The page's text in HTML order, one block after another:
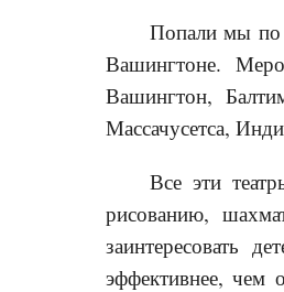
Попали мы по
Вашингтоне.
Вашингтон,
Массачусетса,
Все эти
рисованию,
заинтересовать
эффективнее, чем